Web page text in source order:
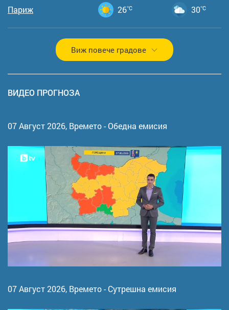
Париж 26°C 30°C
Виж повече градове
ВИДЕО ПРОГНОЗА
07 Август 2026, Времето - Обедна емисия
07 Август 2026, Времето - Сутрешна емисия